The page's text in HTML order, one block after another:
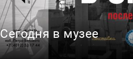
Сегодня в музее